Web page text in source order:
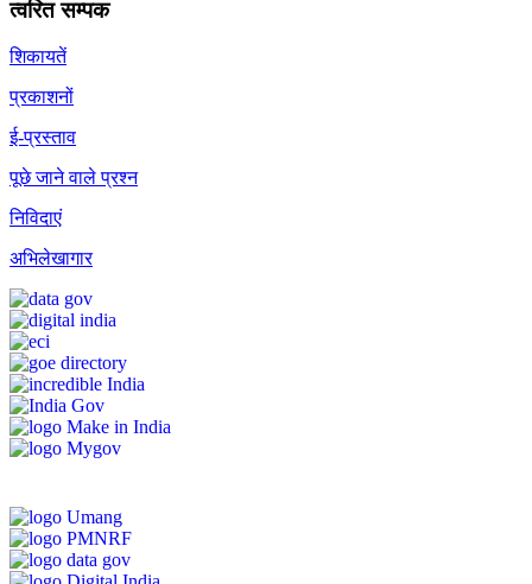
त्वरित सम्पक
शिकायतें
प्रकाशनों
ई-प्रस्ताव
पूछे जाने वाले प्रश्न
निविदाएं
अभिलेखागार